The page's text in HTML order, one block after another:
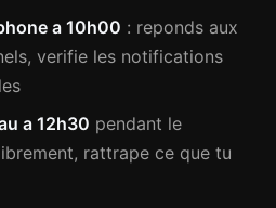
a 10h00 : reponds aux
verifie les notifications
a 12h30 pendant le
rattrape ce que tu